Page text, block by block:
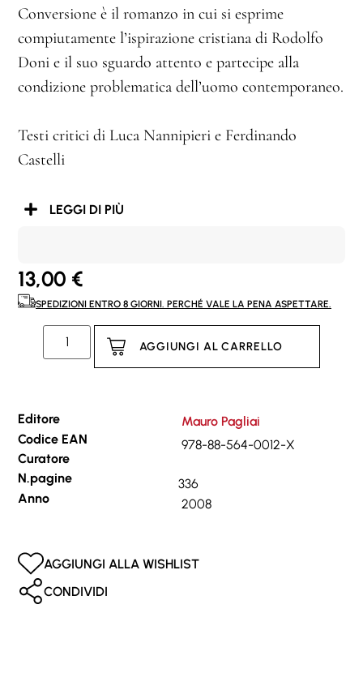
Conversione è il romanzo in cui si esprime
compiutamente l’ispirazione cristiana di Rodolfo
Doni e il suo sguardo attento e partecipe alla
condizione problematica dell’uomo contemporaneo.
Testi critici di Luca Nannipieri e Ferdinando
Castelli
LEGGI DI PIÙ
13,00 €
SPEDIZIONI ENTRO 8 GIORNI. PERCHÉ VALE LA PENA ASPETTARE.
AGGIUNGI AL CARRELLO
Editore
Mauro Pagliai
Codice EAN
978-88-564-0012-X
Curatore
N.pagine
336
Anno
2008
AGGIUNGI ALLA WISHLIST
CONDIVIDI